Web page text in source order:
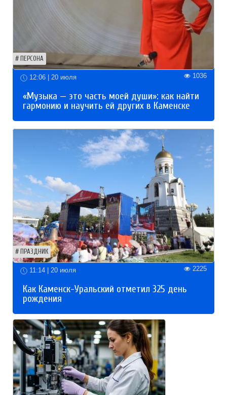
ПЕРСОНА
12:06 | 20 июля 1036
«Музыка — это часть моей души»: как найти
гармонию и научить ей других в Каменске
ПРАЗДНИК
11:14 | 20 июля 2225
Как Каменск-Уральский отметил 325 день
рождения